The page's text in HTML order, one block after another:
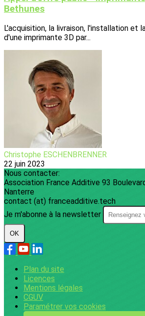
Bethunes
L'acquisition, la livraison, l'installation et
d'une imprimante 3D par...
Christophe ESCHENBRENNER
22 juin 2023
Nous contacter:
Association France Additive 93
Nanterre
contact (at) franceadditive.tech
Je m'abonne à la newsletter
OK
Plan du site
Licences
Mentions légales
CGUV
Paramétrer vos cookies